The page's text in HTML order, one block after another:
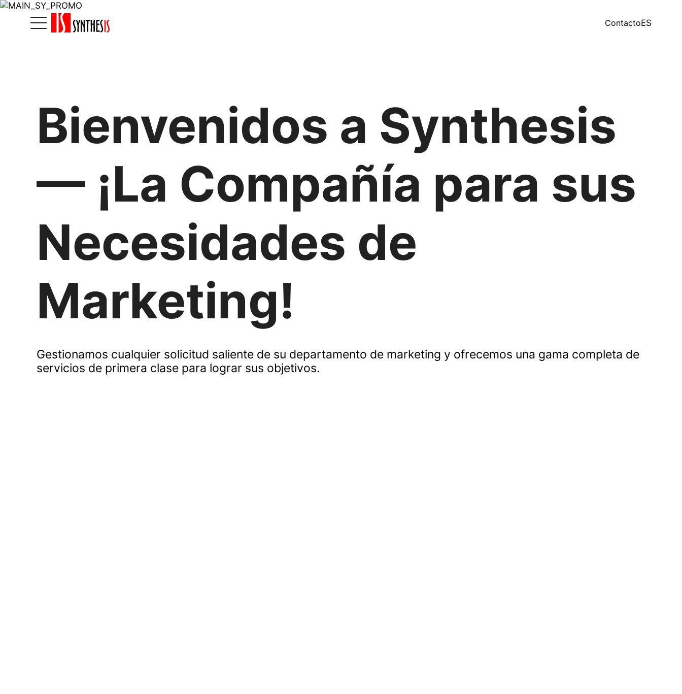
ContactoES
Bienvenidos a Synthesis
— ¡La Compañía para sus
Necesidades de
Marketing!
Gestionamos cualquier solicitud saliente de su departamento de marketing y ofrecemos una gama completa de
servicios de primera clase para lograr sus objetivos.